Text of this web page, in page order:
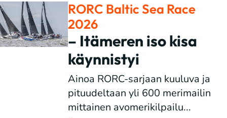
RORC Baltic Sea Race
2026
– Itämeren iso kisa
käynnistyi
Ainoa RORC-sarjaan kuuluva ja
pituudeltaan yli 600 merimailin
mittainen avomerikilpailu...